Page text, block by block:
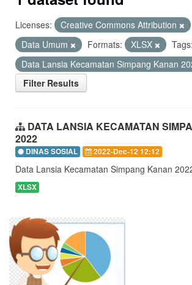
Licenses: Creative Commons Attribution
Data Umum
Formats: XLSX
Tags:
Data Lansia Kecamatan Simpang Kanan
Filter Results
DATA LANSIA KECAMATAN
2022
DINAS SOSIAL 2022-Dec-12 12:12
Data Lansia Kecamatan Simpang Kanan
XLSX